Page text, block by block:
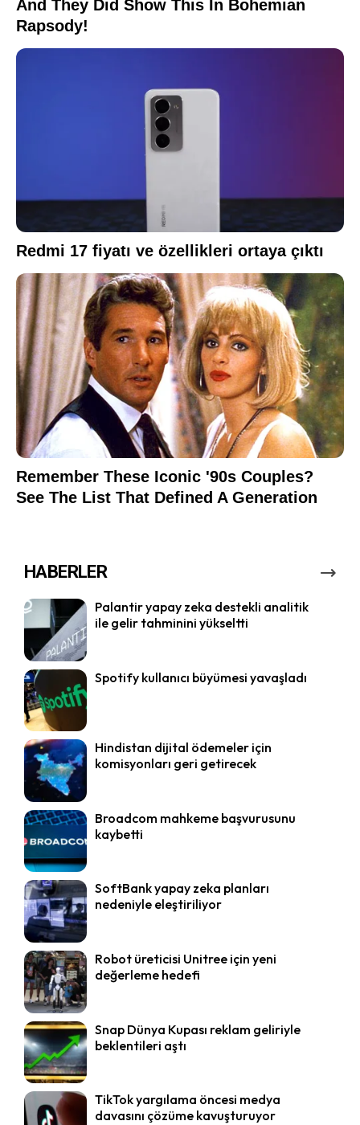
HABERLER
Palantir yapay zeka destekli analitik
ile gelir tahminini yükseltti
Spotify kullanıcı büyümesi yavaşladı
Hindistan dijital ödemeler için
komisyonları geri getirecek
Broadcom mahkeme başvurusunu
kaybetti
SoftBank yapay zeka planları
nedeniyle eleştiriliyor
Robot üreticisi Unitree için yeni
değerleme hedefi
Snap Dünya Kupası reklam geliriyle
beklentileri aştı
TikTok yargılama öncesi medya
davasını çözüme kavuşturuyor